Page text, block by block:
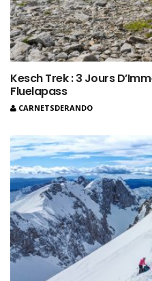
Kesch Trek : 3 Jours
Fluelapass
CARNETSDERANDO